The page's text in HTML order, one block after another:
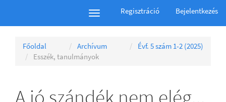
Main
Sidebar
Regisztráció Bejelentkezés
Toggle
navigation
Főoldal Archívum
Évf. 5 szám 1-2 (2025)
Esszék, tanulmányok